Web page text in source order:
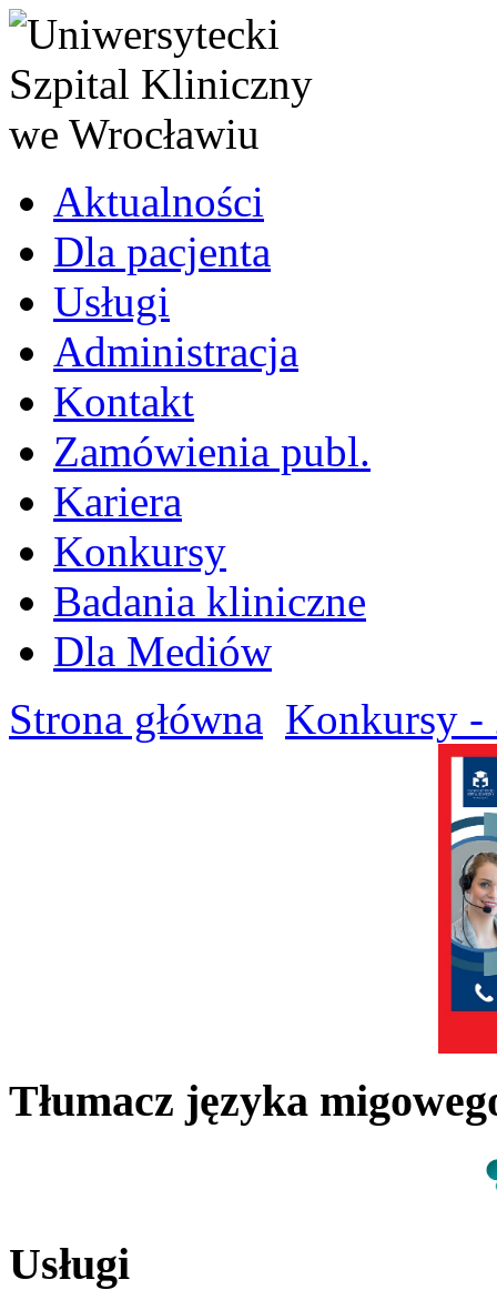
Aktualności
Dla pacjenta
Usługi
Administracja
Kontakt
Zamówienia publ.
Kariera
Konkursy
Badania kliniczne
Dla Mediów
Strona główna Konkursy -
Tłumacz języka
Usługi